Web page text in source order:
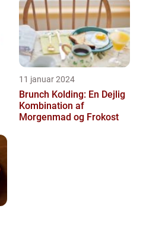
11 januar 2024
Brunch Kolding: En Dejlig
Kombination af
Morgenmad og Frokost